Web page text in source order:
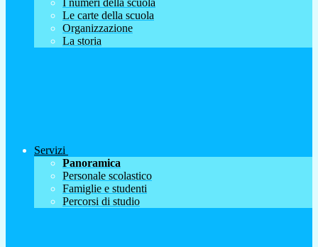
I numeri della scuola
Le carte della scuola
Organizzazione
La storia
Servizi
Panoramica
Personale scolastico
Famiglie e studenti
Percorsi di studio